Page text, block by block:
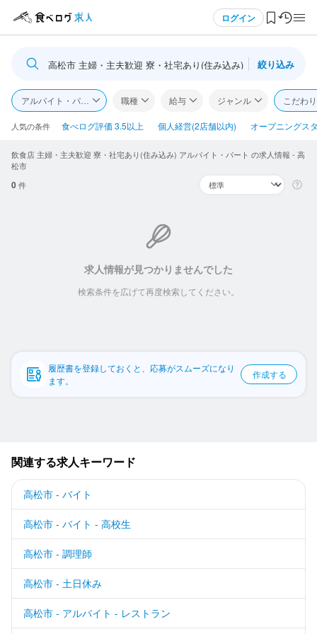
ログイン
ログイン・無料会員登録
食べログ求人TOP
求人検索
マイページ管理
検索履歴・保存した条件
WEB履歴書
スカウト・メルマガ受信設定
掲載をご検討の店舗様へ
食べログ求人PRESS
プライバシーポリシー
利用規約
企業情報
高松市 主婦・主夫歓迎 寮・社宅あり(住み込み) 絞り込み
アルバイト・パート 職種 給与 ジャンル こだわ
人気の条件 食べログ評価 3.5以上 個人経営(2店舗以内) オープニングス
飲食店 主婦・主夫歓迎 寮・社宅あり(住み込み) アルバイト・パート の求人情報 - 高
松市
0件
求人情報が見つかりませんでした
検索条件を広げて再度検索してください。
履歴書を登録しておくと、応募がスムーズになり
ます。
作成する
関連する求人キーワード
高松市 - バイト
高松市 - バイト - 高校生
高松市 - 調理師
高松市 - 土日休み
高松市 - アルバイト - レストラン